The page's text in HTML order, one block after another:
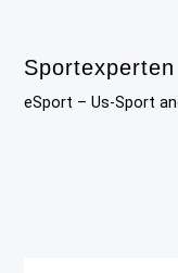
content
eSport – Us-Sport